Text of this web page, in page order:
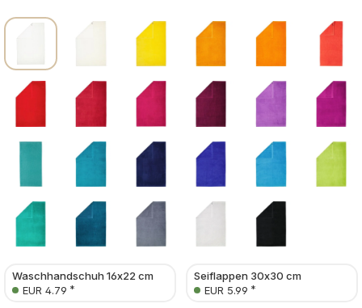
Waschhandschuh 16x22 cm
EUR 4.79 *
Seiflappen 30x30 cm
EUR 5.99 *